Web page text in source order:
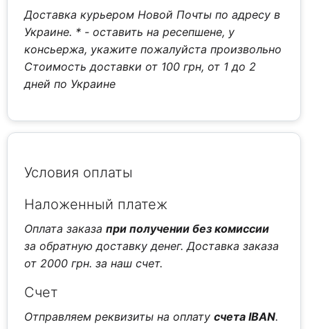
Доставка курьером Новой Почты по адресу в
Украине. * - оставить на ресепшене, у
консьержа, укажите пожалуйста произвольно
Стоимость доставки от 100 грн, от 1 до 2
дней по Украине
Условия оплаты
Наложенный платеж
Оплата заказапри получении без комиссии
за обратную доставку денег. Доставка заказа
от 2000 грн. за наш счет.
Счет
Отправляем реквизиты на оплатусчета IBAN.